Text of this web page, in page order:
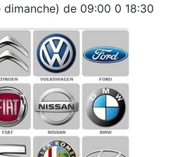
de 09:00 0 18:30